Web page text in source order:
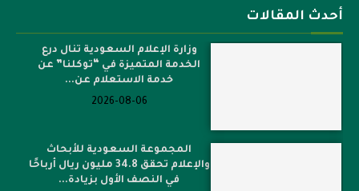
أحدث المقالات
وزارة الإعلام السعودية تنال درع
الخدمة المتميزة في “توكلنا” عن
خدمة الاستعلام عن...
2026-08-06
المجموعة السعودية للأبحاث
والإعلام تحقق 34.8 مليون ريال أرباحًا
في النصف الأول بزيادة...